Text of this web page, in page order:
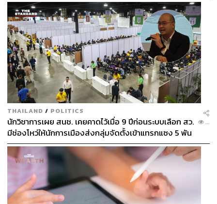
THAILAND / POLITICS
นักวิชาการเผย สนช. เคยคาดไว้เมื่อ 9 ปีก่อนระบบเลือก สว.
มีช่องโหว่ให้นักการเมืองส่งกลุ่มจัดตั้งเข้าแทรกแซง 5 พัน
ล้านยึดประเทศได้
...